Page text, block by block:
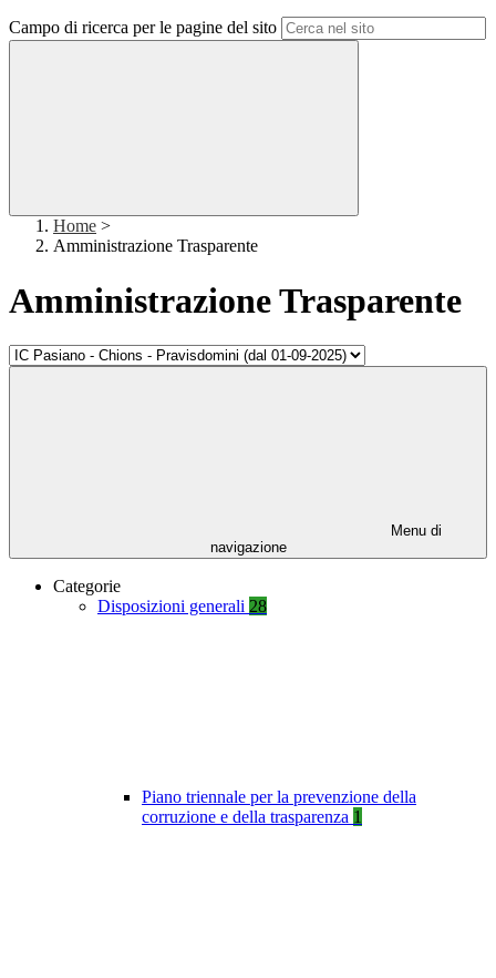
Campo di ricerca per le pagine del sito
Home >
Amministrazione Trasparente
Amministrazione Trasparente
Menu di
navigazione
Categorie
Disposizioni generali 28
Piano triennale per la prevenzione della
corruzione e della trasparenza 1